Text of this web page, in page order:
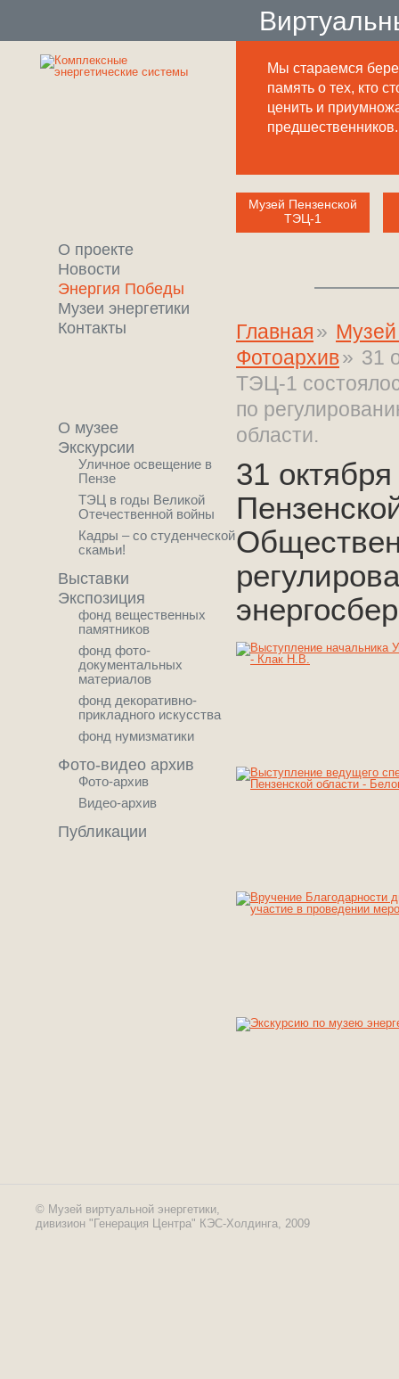
Мы стараемся
память о тех, кто
ценить и
Музей Пензенской
ТЭЦ-1
Главная»
Фотоархив» 31
ТЭЦ-1
по
области.
31
О проекте
Новости
Энергия Победы
Музеи энергетики
Контакты
О музее
Экскурсии
Уличное освещение в
Пензе
ТЭЦ в годы Великой
Отечественной войны
Кадры – со студенческой
скамьи!
Выставки
Экспозиция
фонд вещественных
памятников
фонд фото-
документальных
материалов
фонд декоративно-
прикладного искусства
фонд нумизматики
Фото-видео архив
Фото-архив
Видео-архив
Публикации
© Музей виртуальной энергетики,
дивизион "Генерация Центра" КЭС-Холдинга, 2009